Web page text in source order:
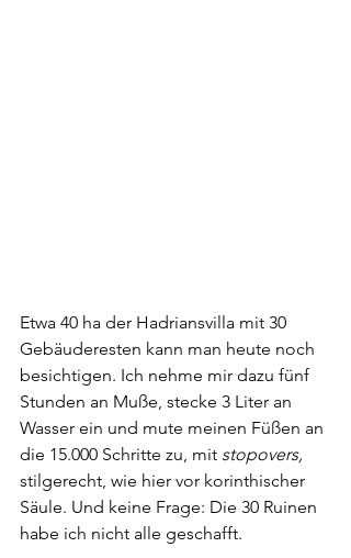
Etwa 40 ha der Hadriansvilla mit 30
Gebäuderesten kann man heute noch
besichtigen. Ich nehme mir dazu fünf
Stunden an Muße, stecke 3 Liter an
Wasser ein und mute meinen Füßen an
die 15.000 Schritte zu, mit stopovers,
stilgerecht, wie hier vor korinthischer
Säule. Und keine Frage: Die 30 Ruinen
habe ich nicht alle geschafft.